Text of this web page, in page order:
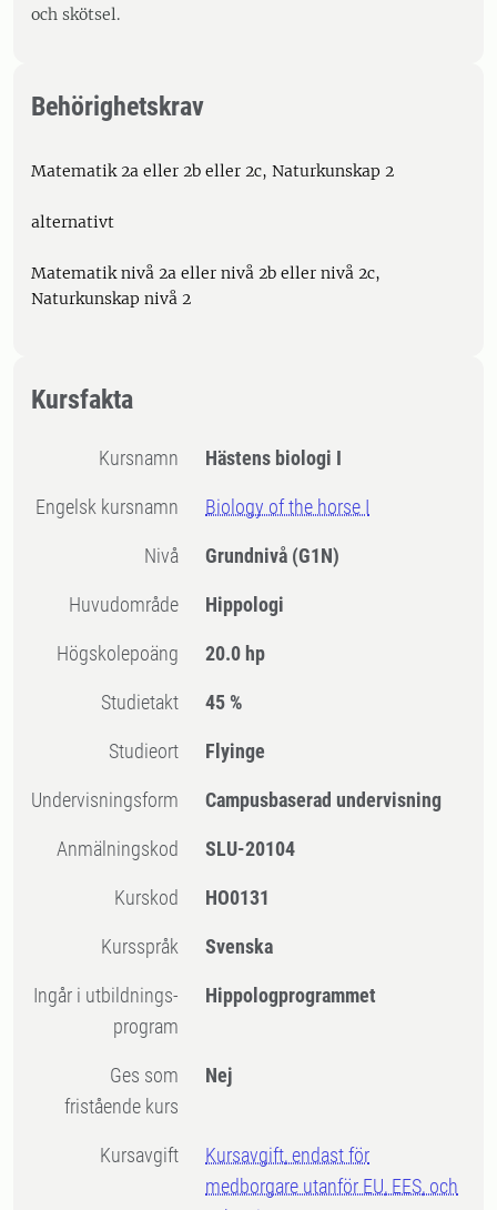
och skötsel.
Behörighetskrav
Matematik 2a eller 2b eller 2c, Naturkunskap 2
alternativt
Matematik nivå 2a eller nivå 2b eller nivå 2c,
Naturkunskap nivå 2
Kursfakta
Kursnamn Hästens biologi I
Engelsk kursnamn Biology of the horse I
Nivå Grundnivå (G1N)
Huvudområde Hippologi
högskolepoäng 20.0 hp
Studietakt 45 %
Studieort Flyinge
Undervisningsform Campusbaserad undervisning
Anmälningskod SLU-20104
Kurskod HO0131
Kursspråk Svenska
Ingår i utbildnings-
program
Hippologprogrammet
Ges som
fristående kurs
Nej
Kursavgift
Kursavgift, endast för
medborgare utanför EU, EES, och